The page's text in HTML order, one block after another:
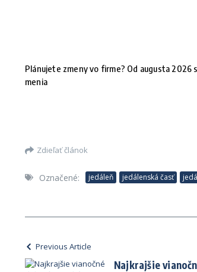
Plánujete zmeny vo firme? Od augusta 2026
menia
Zdieľať článok
Označené: jedáleň jedálenská časť
Previous Article
Najkrajšie